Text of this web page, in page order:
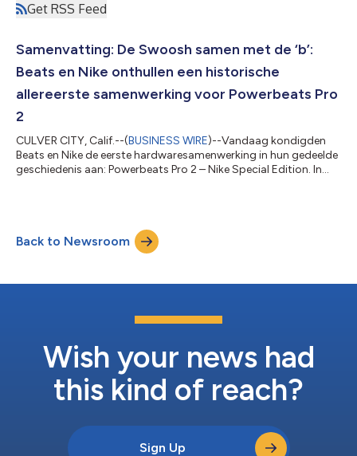
Get RSS Feed
Samenvatting: De Swoosh samen met de ‘b’:
Beats en Nike onthullen een historische
allereerste samenwerking voor Powerbeats Pro
2
CULVER CITY, Calif.--(BUSINESS WIRE)--Vandaag kondigden
Beats en Nike de eerste hardwaresamenwerking in hun gedeelde
geschiedenis aan: Powerbeats Pro 2 – Nike Special Edition. In
en de kenmerkende Beats “b” op het linker oortje. De limited-
edition release combineert het energieke “Volt”-kleurenpalet van
Back to Newsroom
Wish your news had
this kind of reach?
Sign Up